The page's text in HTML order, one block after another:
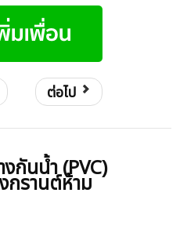
ต่อไป
งกันน้ำ (PVC)
กรานต์ห้าม